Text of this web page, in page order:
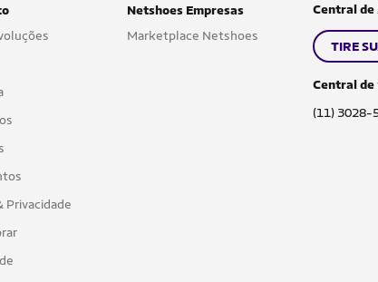
Privacidade
Netshoes Empresas
Marketplace Netshoes
Central
TIRE
Central de
(11) 3028-